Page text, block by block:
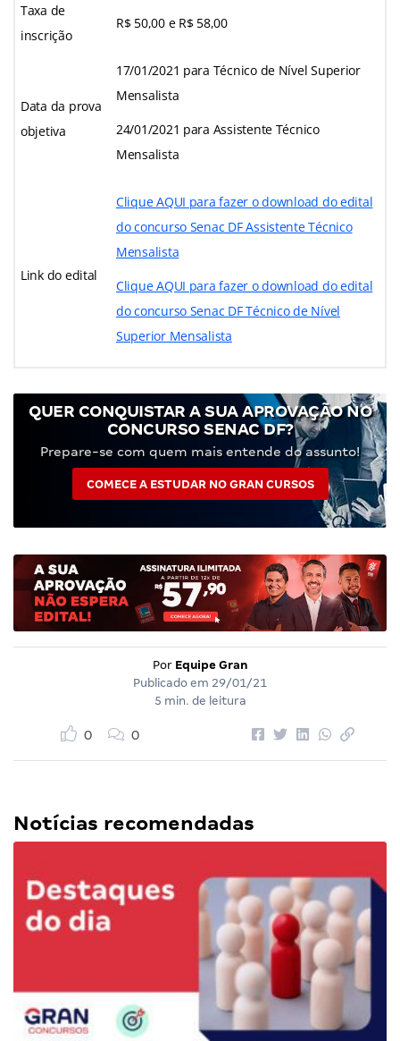
Taxa de
inscrição
R$ 50,00 e R$ 58,00
Data da prova
objetiva
17/01/2021 para Técnico de Nível Superior
Mensalista
24/01/2021 para Assistente Técnico
Mensalista
Link do edital
Clique AQUI para fazer o download do edital
do concurso Senac DF Assistente Técnico
Mensalista
Clique AQUI para fazer o download do edital
do concurso Senac DF Técnico de Nível
Superior Mensalista
QUER CONQUISTAR A SUA APROVAÇÃO NO
CONCURSO SENAC DF?
Prepare-se com quem mais entende do assunto!
COMECE A ESTUDAR NO GRAN CURSOS
Por Equipe Gran
Publicado em 29/01/21
5 min. de leitura
0 0
Notícias recomendadas